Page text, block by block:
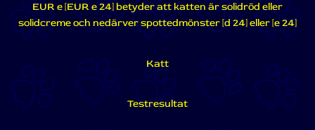
EUR e [EUR e 24] betyder att katten är solidröd eller
solidcreme och nedärver spottedmönster [d 24] eller [e 24]
Katt
Testresultat